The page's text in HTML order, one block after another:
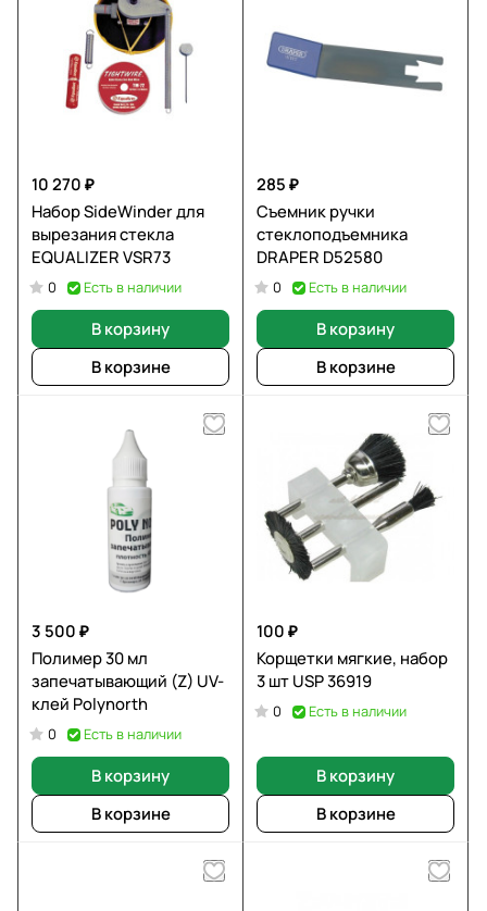
10 270 ₽
Набор SideWinder для
вырезания стекла
EQUALIZER VSR73
0 Есть в наличии
В корзину
В корзине
285 ₽
Съемник ручки
стеклоподъемника
DRAPER D52580
0 Есть в наличии
В корзину
В корзине
3 500 ₽
Полимер 30 мл
запечатывающий (Z) UV-
клей Polynorth
0 Есть в наличии
В корзину
В корзине
100 ₽
Корщетки мягкие, набор
3 шт USP 36919
0 Есть в наличии
В корзину
В корзине